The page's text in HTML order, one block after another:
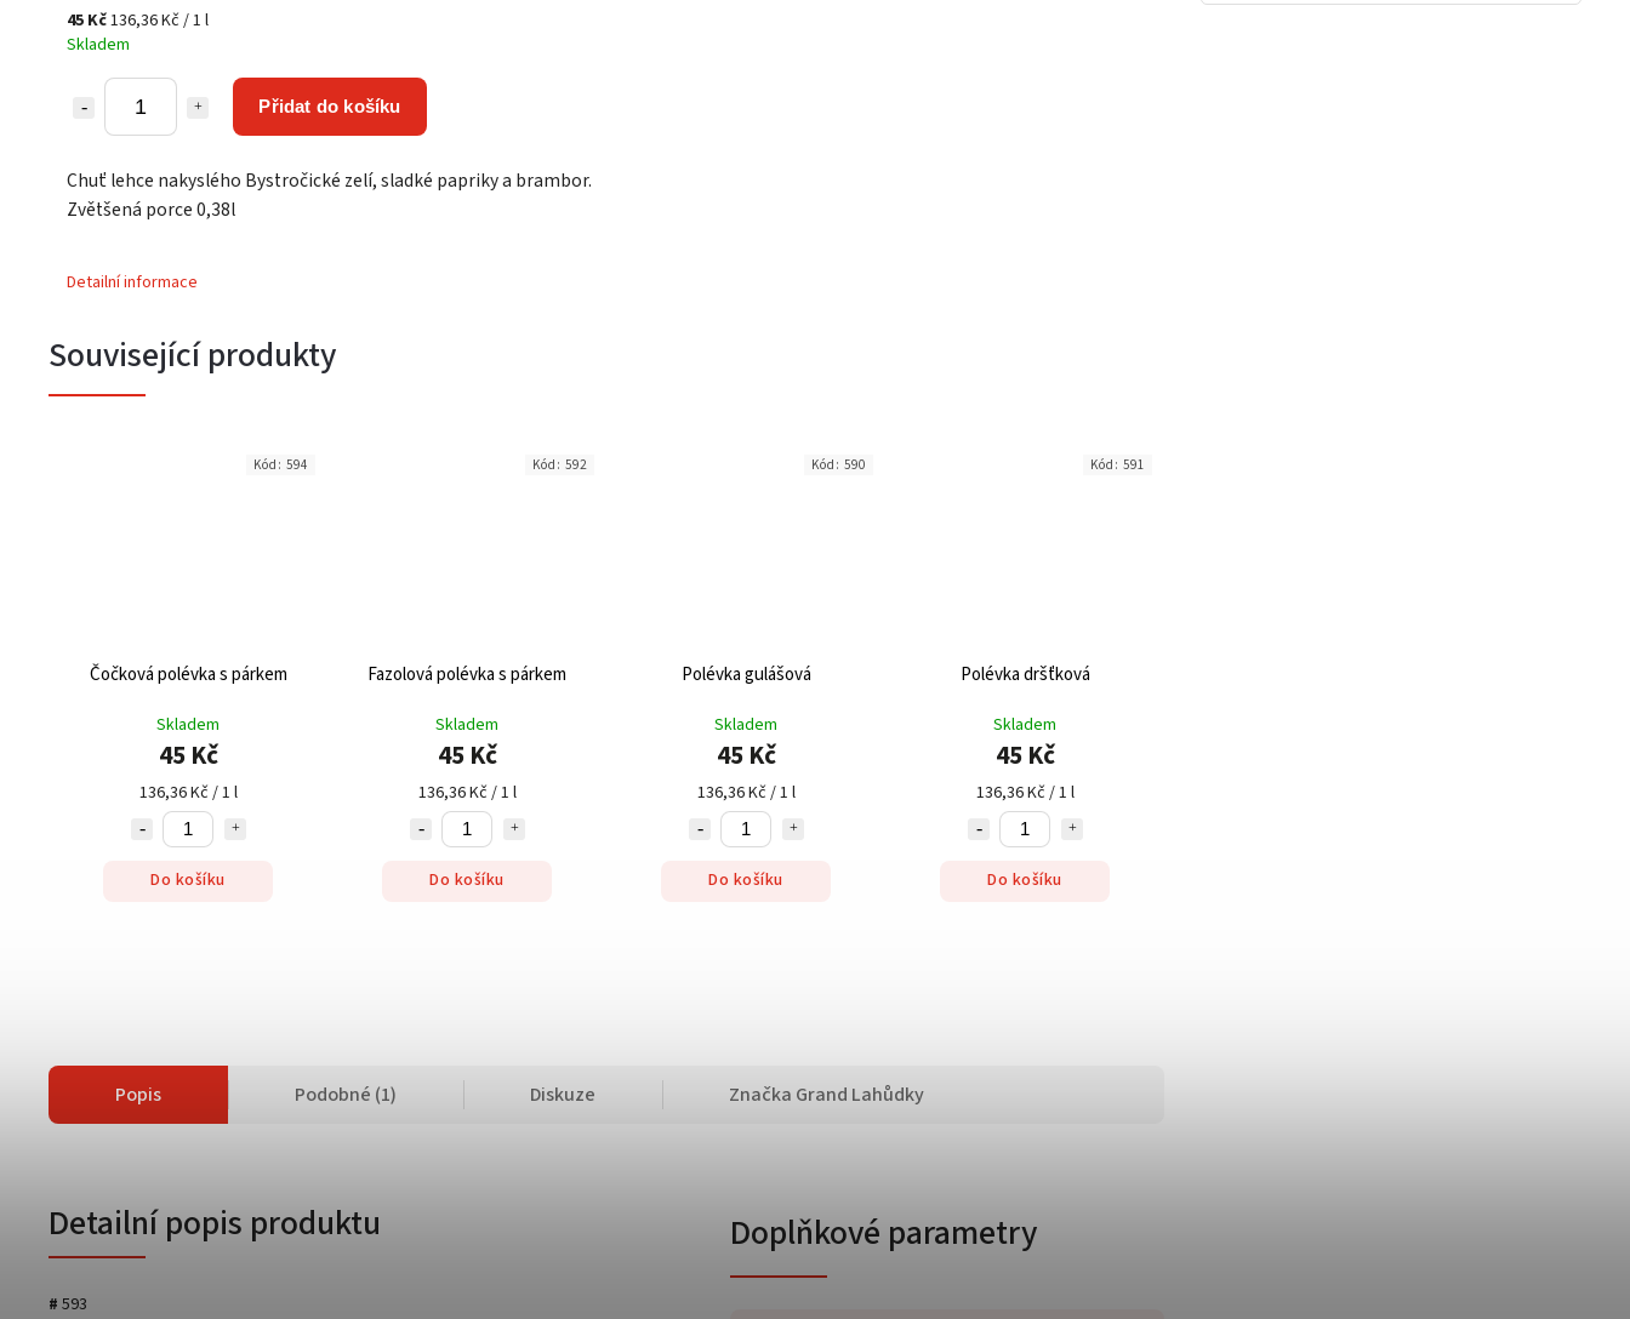
45 Kč136,36 Kč / 1 l
Skladem
Přidat do košíku
Chuť lehce nakyslého Bystročické zelí, sladké papriky a brambor.
Zvětšená porce 0,38l
Detailní informace
Související produkty
Čočková polévka s párkem
Skladem
45 Kč
136,36 Kč / 1 l
Do košíku
Kód: 594
Fazolová polévka s párkem
Skladem
45 Kč
136,36 Kč / 1 l
Do košíku
Kód: 592
Polévka gulášová
Skladem
45 Kč
136,36 Kč / 1 l
Do košíku
Kód: 590
Polévka dršťková
Skladem
45 Kč
136,36 Kč / 1 l
Do košíku
Kód: 591
Popis Podobné (1) Diskuze Značka Grand Lahůdky
Detailní popis produktu
# 593
Doplňkové parametry